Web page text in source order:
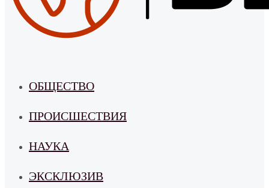
ОБЩЕСТВО
ПРОИСШЕСТВИЯ
НАУКА
ЭКСКЛЮЗИВ